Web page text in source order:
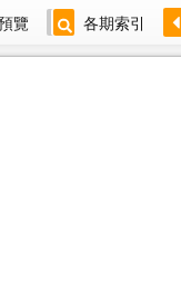
覽 各期索引